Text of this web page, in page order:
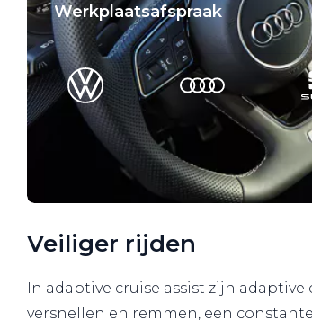
Werkplaatsafspraak
Veiliger rijden
In adaptive cruise assist zijn
versnellen en remmen, een